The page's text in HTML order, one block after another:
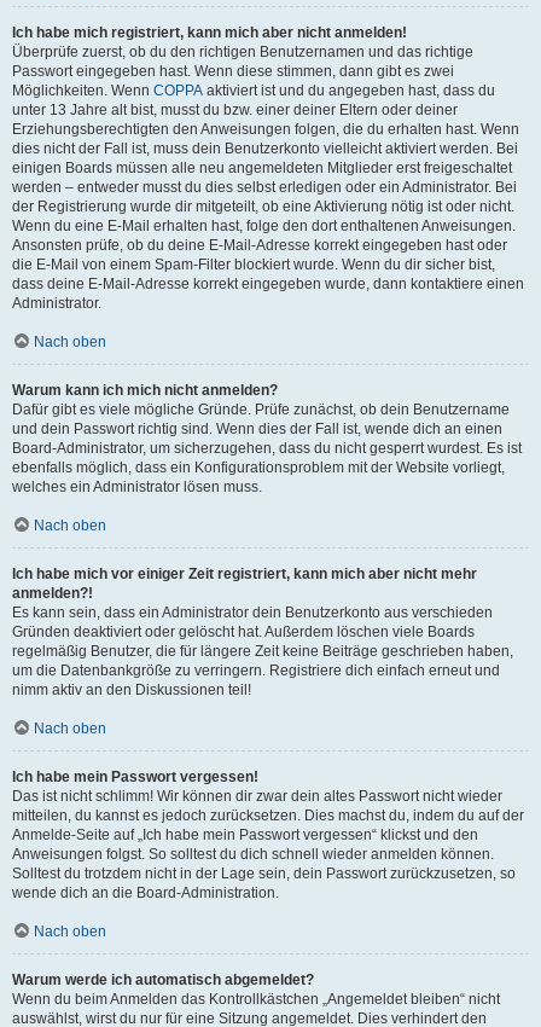
Ich habe mich registriert, kann mich aber nicht anmelden!
Überprüfe zuerst, ob du den richtigen Benutzernamen und das richtige
Passwort eingegeben hast. Wenn diese stimmen, dann gibt es zwei
Möglichkeiten. Wenn COPPA aktiviert ist und du angegeben hast, dass du
unter 13 Jahre alt bist, musst du bzw. einer deiner Eltern oder deiner
Erziehungsberechtigten den Anweisungen folgen, die du erhalten hast. Wenn
dies nicht der Fall ist, muss dein Benutzerkonto vielleicht aktiviert werden. Bei
einigen Boards müssen alle neu angemeldeten Mitglieder erst freigeschaltet
werden – entweder musst du dies selbst erledigen oder ein Administrator. Bei
der Registrierung wurde dir mitgeteilt, ob eine Aktivierung nötig ist oder nicht.
Wenn du eine E-Mail erhalten hast, folge den dort enthaltenen Anweisungen.
Ansonsten prüfe, ob du deine E-Mail-Adresse korrekt eingegeben hast oder
die E-Mail von einem Spam-Filter blockiert wurde. Wenn du dir sicher bist,
dass deine E-Mail-Adresse korrekt eingegeben wurde, dann kontaktiere einen
Administrator.
Nach oben
Warum kann ich mich nicht anmelden?
Dafür gibt es viele mögliche Gründe. Prüfe zunächst, ob dein Benutzername
und dein Passwort richtig sind. Wenn dies der Fall ist, wende dich an einen
Board-Administrator, um sicherzugehen, dass du nicht gesperrt wurdest. Es ist
ebenfalls möglich, dass ein Konfigurationsproblem mit der Website vorliegt,
welches ein Administrator lösen muss.
Nach oben
Ich habe mich vor einiger Zeit registriert, kann mich aber nicht mehr
anmelden?!
Es kann sein, dass ein Administrator dein Benutzerkonto aus verschieden
Gründen deaktiviert oder gelöscht hat. Außerdem löschen viele Boards
regelmäßig Benutzer, die für längere Zeit keine Beiträge geschrieben haben,
um die Datenbankgröße zu verringern. Registriere dich einfach erneut und
nimm aktiv an den Diskussionen teil!
Nach oben
Ich habe mein Passwort vergessen!
Das ist nicht schlimm! Wir können dir zwar dein altes Passwort nicht wieder
mitteilen, du kannst es jedoch zurücksetzen. Dies machst du, indem du auf der
Anmelde-Seite auf „Ich habe mein Passwort vergessen“ klickst und den
Anweisungen folgst. So solltest du dich schnell wieder anmelden können.
Solltest du trotzdem nicht in der Lage sein, dein Passwort zurückzusetzen, so
wende dich an die Board-Administration.
Nach oben
Warum werde ich automatisch abgemeldet?
Wenn du beim Anmelden das Kontrollkästchen „Angemeldet bleiben“ nicht
auswählst, wirst du nur für eine Sitzung angemeldet. Dies verhindert den